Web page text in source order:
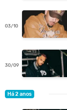
03/10
30/09
Há 2 anos